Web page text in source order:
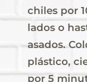
chiles por
lados o
asados.
plástico,
por 5